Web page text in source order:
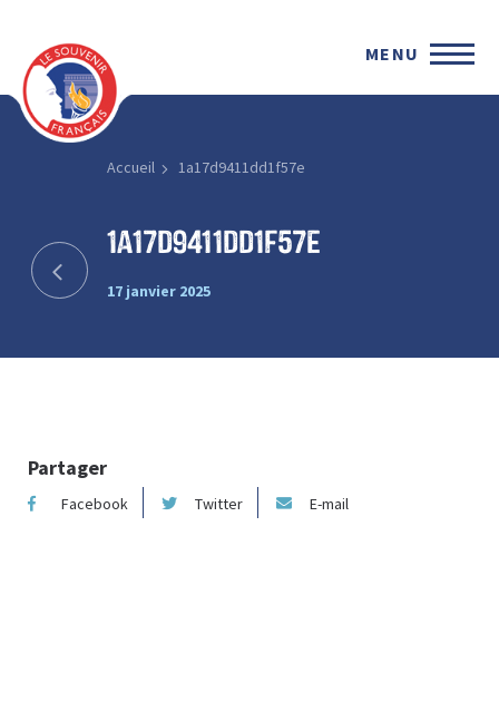
MENU
Accueil 1a17d9411dd1f57e
1a17d9411dd1f57e
17 janvier 2025
Partager
Facebook Twitter E-mail